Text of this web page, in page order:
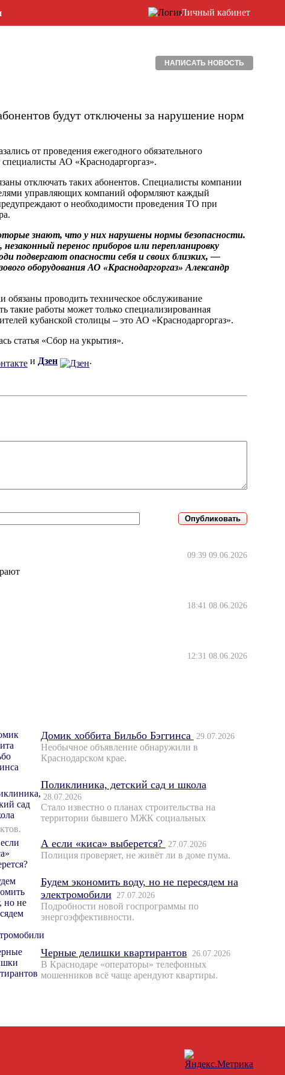
Личный кабинет
НАПИСАТЬ НОВОСТЬ
будут отключены за нарушение норм
от проведения ежегодного обязательного
специалисты АО «Краснодаргоргаз».
отключать таких абонентов. Специалисты компании
управляющих компаний оформляют каждый
о необходимости проведения ТО при
знают, что у них нарушены нормы безопасности.
перенос приборов или перепланировку
подвергают опасности себя и своих близких, —
оборудования АО «Краснодаргоргаз» Александр
обязаны проводить техническое обслуживание
такие работы может только специализированная
кубанской столицы – это АО «Краснодаргоргаз».
статья «Сбор на укрытия».
и Дзен .
09:39 09.06.2026
18:41 08.06.2026
12:31 08.06.2026
Домик хоббита Бильбо Бэггинса 29.07.2026
Необычное объявление обнаружили в
Краснодарском крае.
Поликлиника, детский сад и школа
28.07.2026
Стало известно о планах строительства на
территории бывшего МЖК социальных
А если «киса» выберется? 27.07.2026
Полиция проверяет, не живёт ли в доме пума.
Будем экономить воду, но не пересядем на
электромобили
27.07.2026
Подробности новой госпрограммы по
энергоэффективности.
Черные делишки квартирантов 26.07.2026
В Краснодаре «операторы» телефонных
мошенников всё чаще арендуют квартиры.